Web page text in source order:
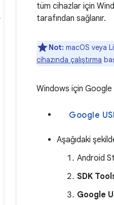
tüm cihazlar için
tarafından sağlanır.
Not: macOS veya
cihazında çalıştırma
Windows için Google
Aşağıdaki
Android
SDK
Google